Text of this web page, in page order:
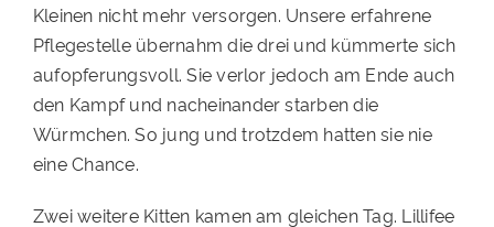
Kleinen nicht mehr versorgen. Unsere erfahrene
Pflegestelle übernahm die drei und kümmerte sich
aufopferungsvoll. Sie verlor jedoch am Ende auch
den Kampf und nacheinander starben die
Würmchen. So jung und trotzdem hatten sie nie
eine Chance.
Zwei weitere Kitten kamen am gleichen Tag. Lillifee